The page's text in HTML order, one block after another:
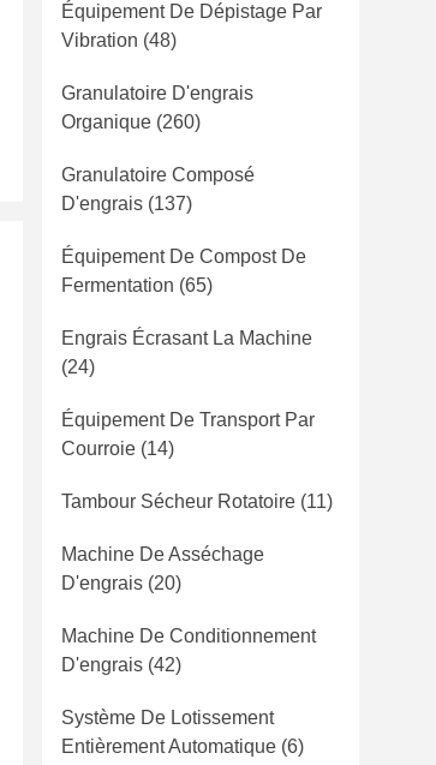
Équipement De Dépistage Par
Vibration (48)
Granulatoire D'engrais
Organique (260)
Granulatoire Composé
D'engrais (137)
Équipement De Compost De
Fermentation (65)
Engrais Écrasant La Machine
(24)
Équipement De Transport Par
Courroie (14)
Tambour Sécheur Rotatoire (11)
Machine De Asséchage
D'engrais (20)
Machine De Conditionnement
D'engrais (42)
Système De Lotissement
Entièrement Automatique (6)